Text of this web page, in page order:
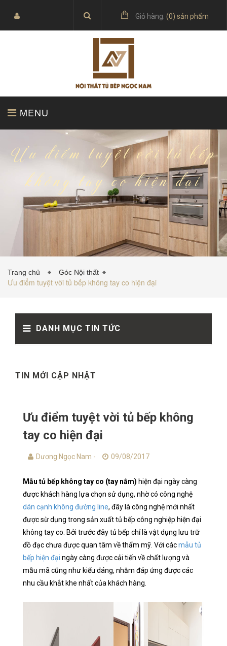
Giỏ hàng: (0) sản phẩm
MENU
SẢN PHẨM
BÁO GIÁ TỦ BẾP ACRYLIC
TỦ BẾP INOX
Ưu điểm tuyệt vời tủ bếp
không tay co hiện đại
Trang chủ Góc Nội thất
Ưu điểm tuyệt vời tủ bếp không tay co hiện đại
DANH MỤC TIN TỨC
TIN MỚI CẬP NHẬT
Ưu điểm tuyệt vời tủ bếp không
tay co hiện đại
Dương Ngọc Nam - 09/08/2017
Mẫu tủ bếp không tay co (tay nắm) hiện đại ngày càng
được khách hàng lựa chọn sử dụng, nhờ có công nghệ
dán cạnh không đường line, đây là công nghệ mới nhất
được sừ dụng trong sản xuất tủ bếp công nghiệp hiện đại
không tay co. Bởi trước đây tủ bếp chỉ là vật dụng lưu trữ
đồ đạc chưa được quan tâm về thẩm mỹ. Với cácmẫu tủ
bếp hiện đại ngày càng được cải tiến về chất lượng và
mẫu mã cũng như kiểu dáng, nhằm đáp ứng được các
nhu cầu khắt khe nhất của khách hàng.